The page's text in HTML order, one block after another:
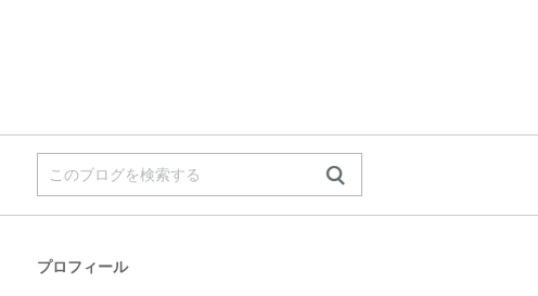
プロフィール